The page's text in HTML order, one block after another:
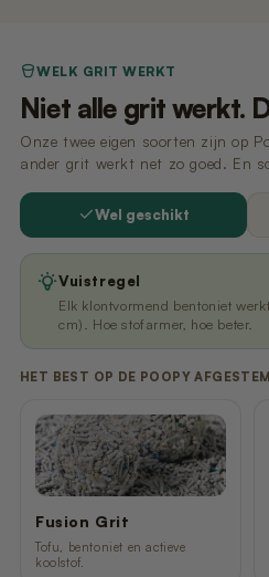
Plaats de oude bak ernaast.
Schep wat vuil grit over
Verwijder de oude bak
WELK GRIT WERKT
Niet alle grit werkt.
Onze twee eigen soorten zijn op
ander grit werkt net zo goed. En
Wel geschikt
Vuistregel
Elk klontvormend bentoniet
cm). Hoe stofarmer, hoe beter.
HET BEST OP DE POOPY
Fusion Grit
Tofu, bentoniet en actieve
koolstof.